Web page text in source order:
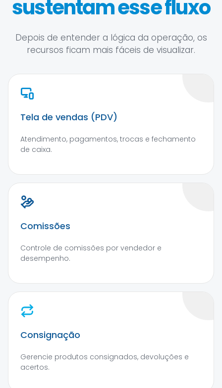
sustentam esse fluxo
Depois de entender a lógica da operação, os
recursos ficam mais fáceis de visualizar.
Tela de vendas (PDV)
Atendimento, pagamentos, trocas e fechamento
de caixa.
Comissões
Controle de comissões por vendedor e
desempenho.
Consignação
Gerencie produtos consignados, devoluções e
acertos.